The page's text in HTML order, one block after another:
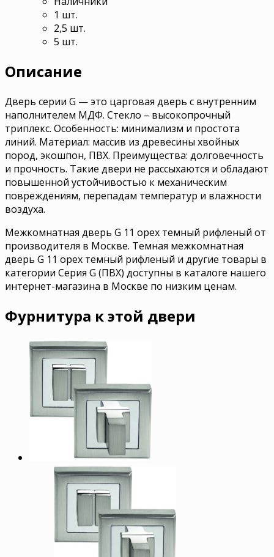
1 шт.
2,5 шт.
5 шт.
Описание
Дверь серии G — это царговая дверь с внутренним
наполнителем МДФ. Стекло – высокопрочный
триплекс. Особенность: минимализм и простота
линий. Материал: массив из древесины хвойных
пород, экошпон, ПВХ. Преимущества: долговечность
и прочность. Такие двери не рассыхаются и обладают
повышенной устойчивостью к механическим
повреждениям, перепадам температур и влажности
воздуха.
Межкомнатная дверь G 11 орех темный рифленый от
производителя в Москве. Темная межкомнатная
дверь G 11 орех темный рифленый и другие товары в
категории Серия G (ПВХ) доступны в каталоге нашего
интернет-магазина в Москве по низким ценам.
Фурнитура к этой двери